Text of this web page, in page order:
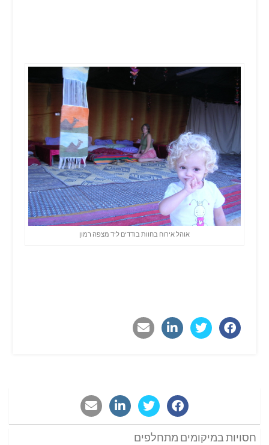
אוהל אירוח בחוות בודדים ליד מצפה רמון
חסויות במיקומים מתחלפים